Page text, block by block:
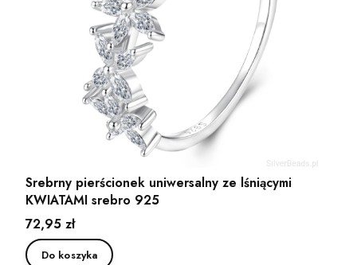
Srebrny pierścionek uniwersalny ze lśniącymi
KWIATAMI srebro 925
Cena
72,95 zł
Do koszyka